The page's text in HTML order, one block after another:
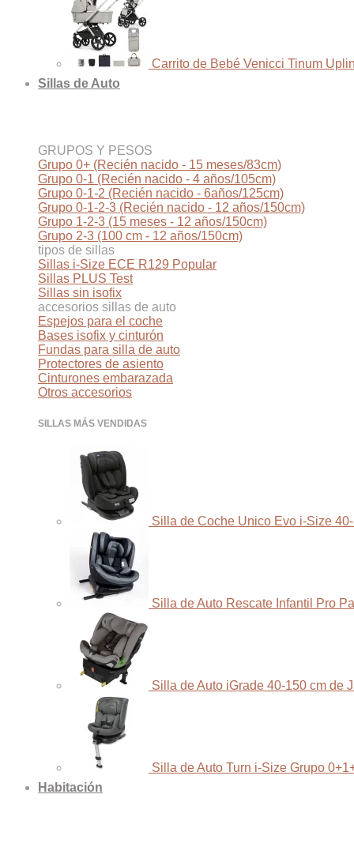
Carrito de Bebé Venicci Tinum
Sillas de Auto
GRUPOS Y PESOS
Grupo 0+ (Recién nacido - 15 meses/83cm)
Grupo 0-1 (Recién nacido - 4 años/105cm)
Grupo 0-1-2 (Recién nacido - 6años/125cm)
Grupo 0-1-2-3 (Recién nacido - 12 años/150cm)
Grupo 1-2-3 (15 meses - 12 años/150cm)
Grupo 2-3 (100 cm - 12 años/150cm)
tipos de sillas
Sillas i-Size ECE R129
Sillas PLUS Test
Sillas sin isofix
accesorios sillas de auto
Espejos para el coche
Bases isofix y cinturón
Fundas para silla de auto
Protectores de asiento
Cinturones embarazada
Otros accesorios
SILLAS MÁS VENDIDAS
Silla de Coche Unico Evo i-Size
Silla de Auto Rescate Infantil Pro
Silla de Auto iGrade 40-150 cm de
Silla de Auto Turn i-Size Grupo
Habitación